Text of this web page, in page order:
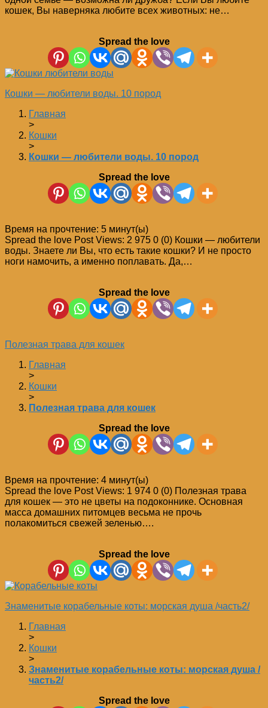
кошек, Вы наверняка любите всех животных: не…
Spread the love
Кошки — любители воды. 10 пород
Главная
>
Кошки
>
Кошки — любители воды. 10 пород
Spread the love
Время на прочтение: 5 минут(ы)
Spread the love Post Views: 2 975 0 (0) Кошки — любители
воды. Знаете ли Вы, что есть такие кошки? И не просто
ноги намочить, а именно поплавать. Да,…
Spread the love
Полезная трава для кошек
Главная
>
Кошки
>
Полезная трава для кошек
Spread the love
Время на прочтение: 4 минут(ы)
Spread the love Post Views: 1 974 0 (0) Полезная трава
для кошек — это не цветы на подоконнике. Основная
масса домашних питомцев весьма не прочь
полакомиться свежей зеленью….
Spread the love
Знаменитые корабельные коты: морская душа /часть2/
Главная
>
Кошки
>
Знаменитые корабельные коты: морская душа /
часть2/
Spread the love